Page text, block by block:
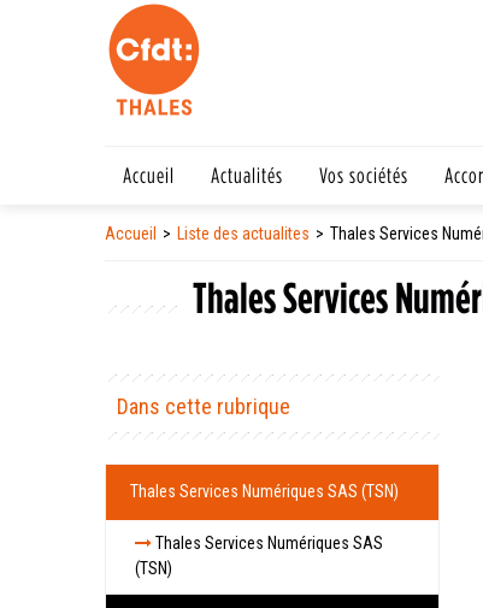
Accueil Actualités Vos sociétés
Accueil Liste des actualites Thales Services
Thales Services
Dans cette rubrique
Thales Services Numériques SAS (TSN)
Thales Services Numériques SAS
(TSN)